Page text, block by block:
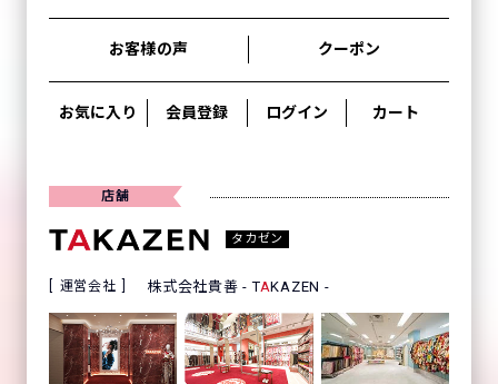
お客様の声 クーポン
お気に入り 会員登録 ログイン カート
店舗
タカゼン
運営会社 株式会社貴善 - TAKAZEN -